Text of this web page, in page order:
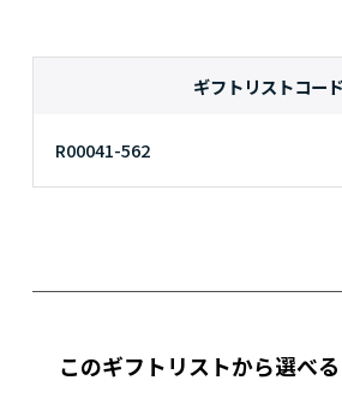
ギフトリストコード
R00041-562
このギフトリストから選べ